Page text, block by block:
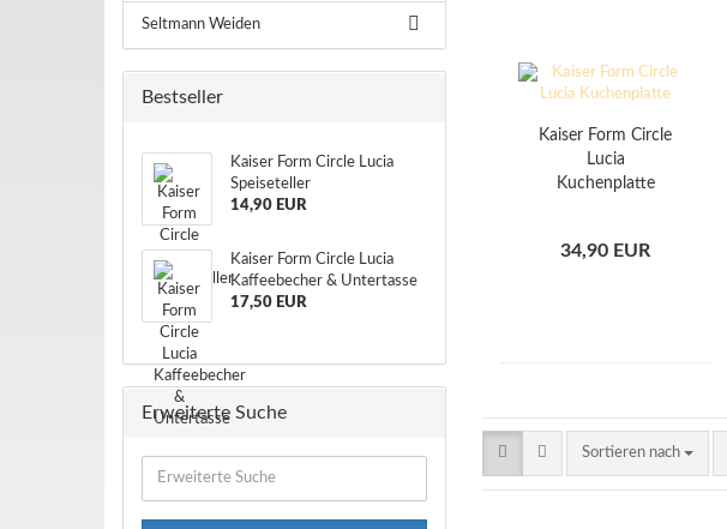
Kaiser Form Circle
Lucia
Kuchenplatte
34,90 EUR
Sortieren nach
Sortieren nach
Seltmann Weiden
Bestseller
Kaiser Form Circle Lucia
Speiseteller
14,90 EUR
Kaiser Form Circle Lucia
Kaffeebecher & Untertasse
17,50 EUR
Erweiterte Suche
Suche